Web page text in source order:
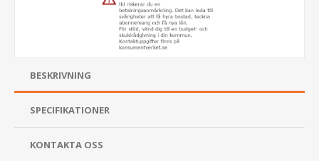
BESKRIVNING
SPECIFIKATIONER
KONTAKTA OSS